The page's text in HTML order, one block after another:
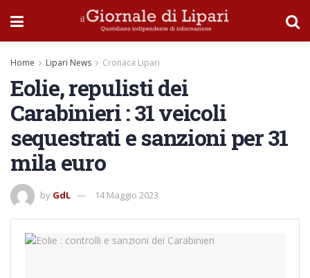
Home Lipari News Cronaca Lipari
Eolie, repulisti dei
Carabinieri : 31 veicoli
sequestrati e sanzioni per 31
mila euro
by GdL 14 Maggio 2023